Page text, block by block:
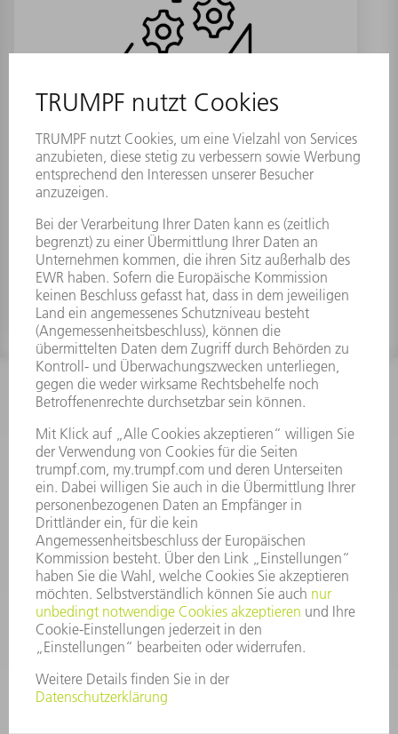
Hebevorrichtung B/C-Getriebe
Materialnummer:1355369
INFORMATION
Häufig gestellte Fragen
Allgemeine Geschäftsbedingungen
KONTAKT
After Sales
+43722160396550
Mo - Do: 08:00 -17:30 Uhr
Fr: 08:00 -16:30 Uhr
ersatzteile@at.trumpf.com